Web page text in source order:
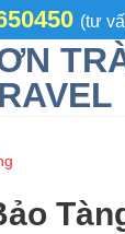
(tư